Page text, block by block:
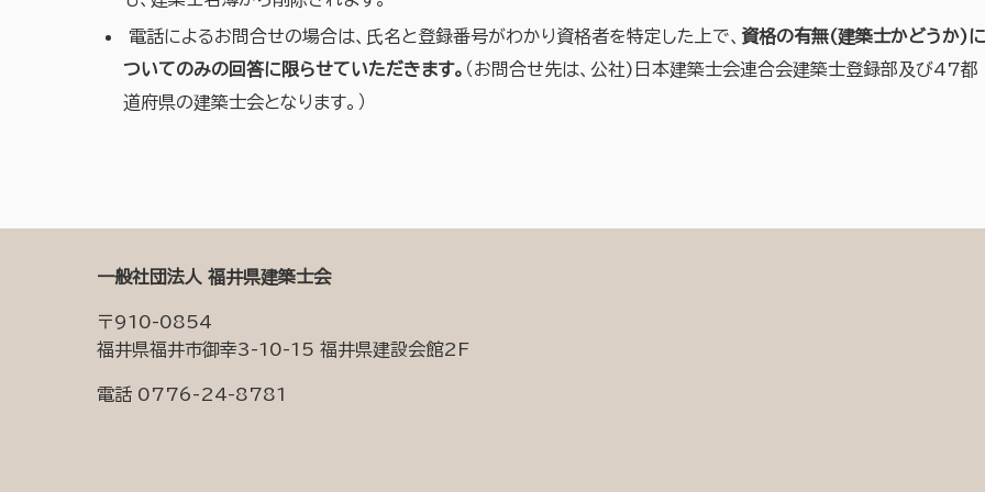
電話によるお問合せの場合は、氏名と登録番号がわかり資格者を特定した上で、 資格の有無(建築士かどうか)に
ついてのみの回答に限らせていただきます。 （お問合せ先は、公社)日本建築士会連合会建築士登録部及び47都
道府県の建築士会となります。）
一般社団法人 福井県建築士会
〒910-0854
福井県福井市御幸3-10-15 福井県建設会館2F
電話 0776-24-8781